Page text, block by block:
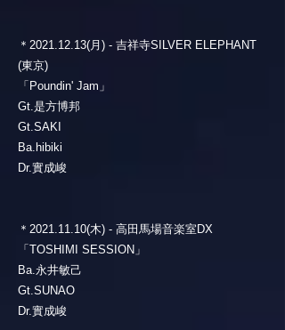
＊2021.12.13(月) - 吉祥寺SILVER ELEPHANT
(東京)
「Poundin' Jam」
Gt.是方博邦
Gt.SAKI
Ba.hibiki
Dr.實成峻
＊2021.11.10(木) - 高田馬場音楽室DX
「TOSHIMI SESSION」
Ba.永井敏己
Gt.SUNAO
Dr.實成峻